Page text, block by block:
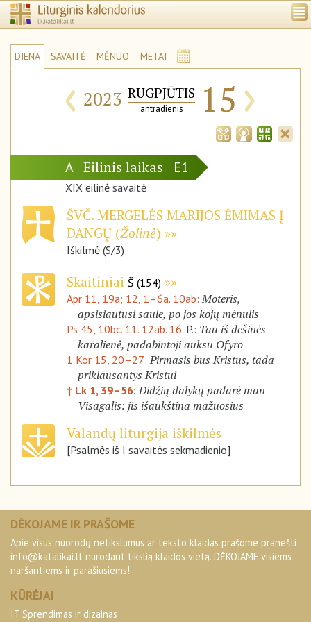
DIENA SAVAITĖ MĖNUO METAI
‹ 2023 RUGPJŪTIS
antradienis 15 ›
A Eilinis laikas E1
XIX eilinė savaitė
ŠVČ. MERGELĖS MARIJOS ĖMIMAS Į
DANGŲ (Žolinė)
Iškilmė (S/3)
Skaitiniai Š (154)
Apr 11, 19a; 12, 1–6a. 10ab:Moteris,
apsisiautusi saule, po jos kojų mėnulis
Ps 45, 10bc. 11. 12ab. 16. P.: Tau iš dešinės
karalienė, padabintoji auksu Ofyro
1 Kor 15, 20–27:Pirmasis bus Kristus, tada
priklausantys Kristui
† Lk 1, 39–56:Didžių dalykų padarė man
Visagalis: jis išaukština mažuosius
Valandų liturgija iškilmės
[Psalmės iš I savaitės sekmadienio]
DĖKOJAME IR PRAŠOME
Apie visus nuorodų netikslumus ar teksto klaidas prašome pranešti
info@katalikai.lt nurodant tikslią klaidos vietą. DĖKOJAME visiems
naršantiems ir parašiusiems!
KŪRĖJAI
IT Sprendimas ir dizainas